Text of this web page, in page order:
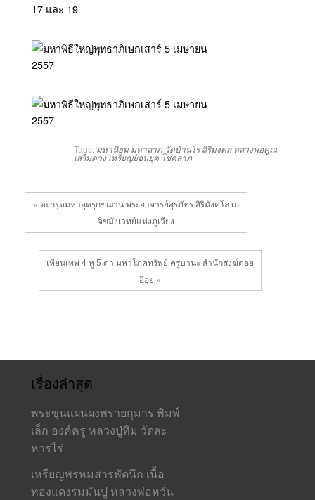
Tags: มหานิยม มหาลาภ วัดบ้านไร่ สิริมงคล หลวงพ่อคูณ
เสริมดวง เหรียญย้อนยุค โชคลาภ
« ตะกรุดมหาอุดรุกขฌาน พระอาจารย์สุรภัทร สิริมังคโล เก
จิขมังเวทย์แห่งภูเวียง
เทียนเทพ 4 หู 5 ตา มหาโภคทรัพย์ ครูบานะ สำนักสงฆ์ดอย
อีฮุย »
เรื่องล่าสุด
พระขุนแผนผงพรายกุมาร พิมพ์
เล็ก องค์ครู หลวงปู่ทิม วัดละ
หารไร่
เหรียญพรหมสารพัดนึก เนื้อ
ทองแดงรมมันปู หลวงพ่อหวั่น